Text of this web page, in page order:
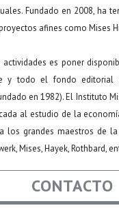
Fundado en 2008, ha
afines como Mises
actividades es poner
y todo el fondo editorial
en 1982). El Instituto
al estudio de la
los grandes maestros de
Mises, Hayek, Rothbard,
CONTACTO